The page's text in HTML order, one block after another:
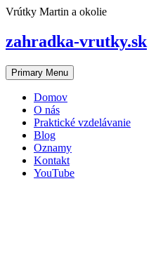
Skip
content
Vrútky Martin a okolie
zahradka-vrutky.sk
Primary Menu
Domov
O nás
Praktické vzdelávanie
Blog
Oznamy
Kontakt
YouTube